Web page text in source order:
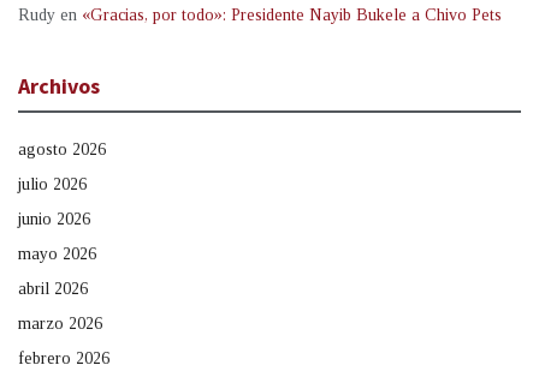
Rudy en «Gracias, por todo»: Presidente Nayib Bukele a Chivo Pets
Archivos
agosto 2026
julio 2026
junio 2026
mayo 2026
abril 2026
marzo 2026
febrero 2026